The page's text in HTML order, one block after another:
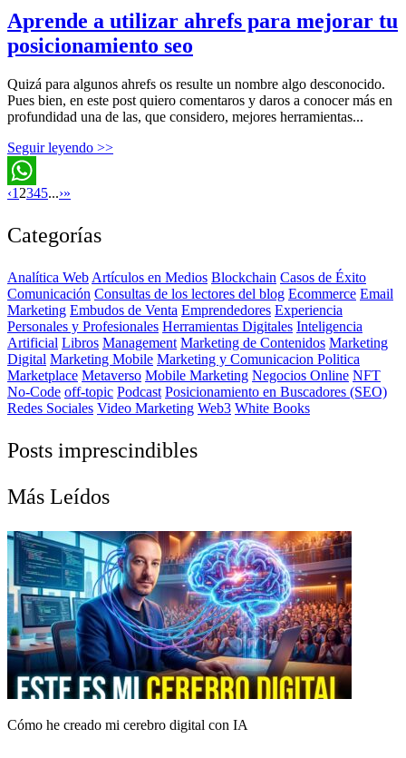
Aprende a utilizar ahrefs para mejorar tu
posicionamiento seo
Quizá para algunos ahrefs os resulte un nombre algo desconocido.
Pues bien, en este post quiero comentaros y daros a conocer más en
profundidad una de las, que considero, mejores herramientas...
Seguir leyendo >>
WhatsApp
‹1 2345...›»
Categorías
Analítica Web Artículos en Medios Blockchain Casos de Éxito
Comunicación Consultas de los lectores del blog Ecommerce Email
Marketing Embudos de Venta Emprendedores Experiencia
Personales y Profesionales Herramientas Digitales Inteligencia
Artificial Libros Management Marketing de Contenidos Marketing
Digital Marketing Mobile Marketing y Comunicacion Politica
Marketplace Metaverso Mobile Marketing Negocios Online NFT
No-Code off-topic Podcast Posicionamiento en Buscadores (SEO)
Redes Sociales Video Marketing Web3 White Books
Posts imprescindibles
Más Leídos
Cómo he creado mi cerebro digital con IA